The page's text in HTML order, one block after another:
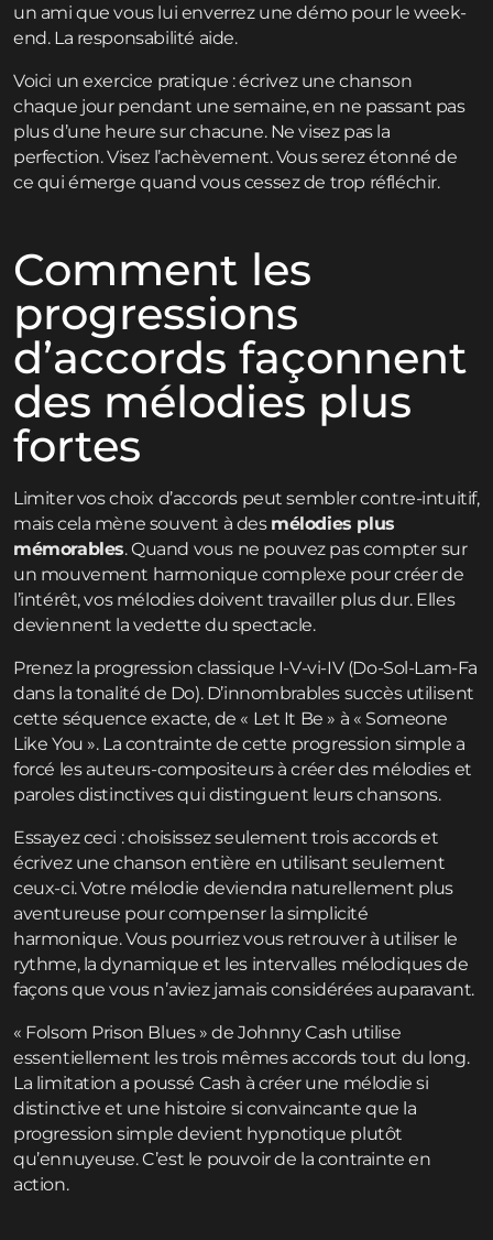
un ami que vous lui enverrez une démo pour le week-
end. La responsabilité aide.
Voici un exercice pratique : écrivez une chanson
chaque jour pendant une semaine, en ne passant pas
plus d’une heure sur chacune. Ne visez pas la
perfection. Visez l’achèvement. Vous serez étonné de
ce qui émerge quand vous cessez de trop réfléchir.
Comment les
progressions
d’accords façonnent
des mélodies plus
fortes
Limiter vos choix d’accords peut sembler contre-intuitif,
mais cela mène souvent à des mélodies plus
mémorables. Quand vous ne pouvez pas compter sur
un mouvement harmonique complexe pour créer de
l’intérêt, vos mélodies doivent travailler plus dur. Elles
deviennent la vedette du spectacle.
Prenez la progression classique I-V-vi-IV (Do-Sol-Lam-Fa
dans la tonalité de Do). D’innombrables succès utilisent
cette séquence exacte, de « Let It Be » à « Someone
Like You ». La contrainte de cette progression simple a
forcé les auteurs-compositeurs à créer des mélodies et
paroles distinctives qui distinguent leurs chansons.
Essayez ceci : choisissez seulement trois accords et
écrivez une chanson entière en utilisant seulement
ceux-ci. Votre mélodie deviendra naturellement plus
aventureuse pour compenser la simplicité
harmonique. Vous pourriez vous retrouver à utiliser le
rythme, la dynamique et les intervalles mélodiques de
façons que vous n’aviez jamais considérées auparavant.
« Folsom Prison Blues » de Johnny Cash utilise
essentiellement les trois mêmes accords tout du long.
La limitation a poussé Cash à créer une mélodie si
distinctive et une histoire si convaincante que la
progression simple devient hypnotique plutôt
qu’ennuyeuse. C’est le pouvoir de la contrainte en
action.